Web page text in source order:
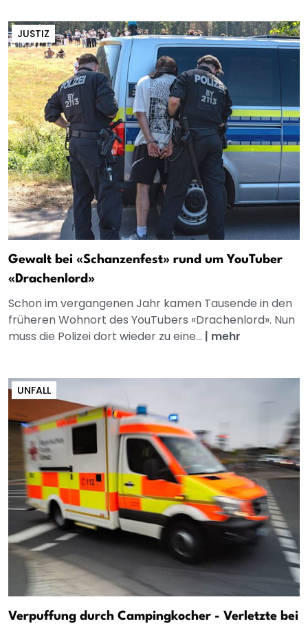
JUSTIZ
Gewalt bei «Schanzenfest» rund um YouTuber
«Drachenlord»
Schon im vergangenen Jahr kamen Tausende in den
früheren Wohnort des YouTubers «Drachenlord». Nun
muss die Polizei dort wieder zu eine... | mehr
UNFALL
Verpuffung durch Campingkocher - Verletzte bei